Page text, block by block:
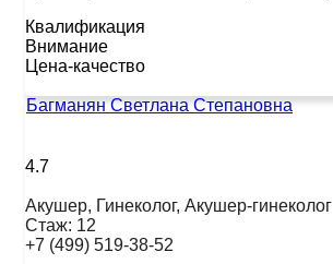
Квалификация
Внимание
Цена-качество
Багманян Светлана Степановна
4.7
Акушер, Гинеколог, Акушер-гинеколог
Стаж: 12
+7 (499) 519-38-52